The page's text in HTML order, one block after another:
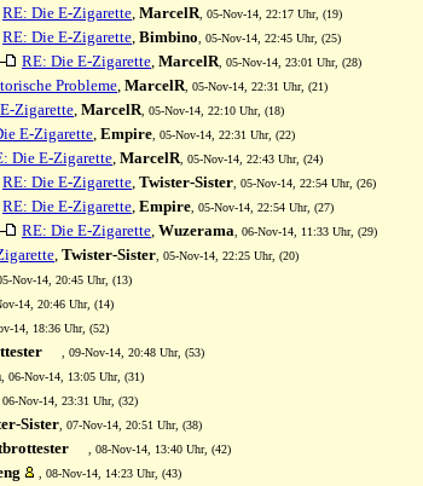
RE: Die E-Zigarette, MarcelR , 05-Nov-14, 22:17 Uhr, (19)
RE: Die E-Zigarette, Bimbino , 05-Nov-14, 22:45 Uhr, (25)
RE: Die E-Zigarette, MarcelR , 05-Nov-14, 23:01 Uhr, (28)
Probleme, MarcelR , 05-Nov-14, 22:31 Uhr, (21)
Zigarette, MarcelR , 05-Nov-14, 22:10 Uhr, (18)
E-Zigarette, Empire , 05-Nov-14, 22:31 Uhr, (22)
Die E-Zigarette, MarcelR , 05-Nov-14, 22:43 Uhr, (24)
RE: Die E-Zigarette, Twister-Sister , 05-Nov-14, 22:54 Uhr, (26)
RE: Die E-Zigarette, Empire , 05-Nov-14, 22:54 Uhr, (27)
RE: Die E-Zigarette, Wuzerama , 06-Nov-14, 11:33 Uhr, (29)
, Twister-Sister , 05-Nov-14, 22:25 Uhr, (20)
05-Nov-14, 20:45 Uhr, (13)
14, 20:46 Uhr, (14)
14, 18:36 Uhr, (52)
, 09-Nov-14, 20:48 Uhr, (53)
, 06-Nov-14, 13:05 Uhr, (31)
, 06-Nov-14, 23:31 Uhr, (32)
Sister , 07-Nov-14, 20:51 Uhr, (38)
, 08-Nov-14, 13:40 Uhr, (42)
, 08-Nov-14, 14:23 Uhr, (43)